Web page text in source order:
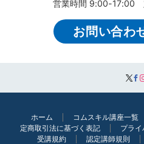
営業時間 9:00-17:00
お問い合わ
ホーム コムスキル講座一覧
定商取引法に基づく表記
プラ
受講規約
認定講師規則